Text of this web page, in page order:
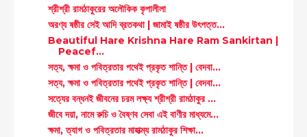
শ্রীশ্রী রামঠাকুরের অলৌকিক কৃপালীলা
অরণ্য ষষ্ঠীর সেই আদি ব্রতকথা | জামাই ষষ্ঠীর উৎপত্ত...
Beautiful Hare Krishna Hare Ram Sankirtan |
Peacef...
সত্য, ক্ষমা ও পবিত্রতার পথেই প্রকৃত শান্তি | বেদবা...
সত্য, ক্ষমা ও পবিত্রতার পথেই প্রকৃত শান্তি | বেদবা...
সত্যের বন্ধনই জীবনের চরম লক্ষ্য শ্রীশ্রী রামঠাকুর ...
জীবে দয়া, নামে রুচি ও বৈষ্ণব সেবা এই বাণীর মাধ্যমে...
ক্ষমা, ত্যাগ ও পবিত্রতার মাহাত্ম্য রামঠাকুর শিক্ষা...